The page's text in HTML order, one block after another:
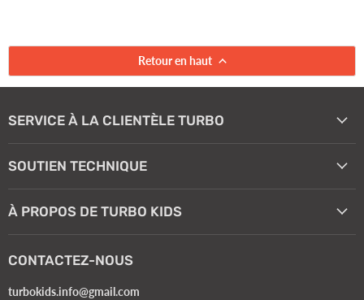
Retour en haut
SERVICE À LA CLIENTÈLE TURBO
SOUTIEN TECHNIQUE
À PROPOS DE TURBO KIDS
CONTACTEZ-NOUS
turbokids.info@gmail.com